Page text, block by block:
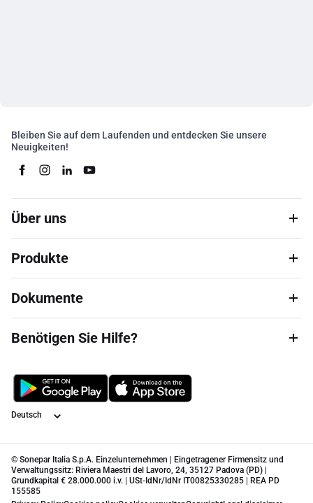
Bleiben Sie auf dem Laufenden und entdecken Sie unsere
Neuigkeiten!
Über uns
Produkte
Dokumente
Benötigen Sie Hilfe?
Sprache
© Sonepar Italia S.p.A. Einzelunternehmen | Eingetragener Firmensitz und
Verwaltungssitz: Riviera Maestri del Lavoro, 24, 35127 Padova (PD) |
Grundkapital € 28.000.000 i.v. | USt-IdNr/IdNr IT00825330285 | REA PD
155585